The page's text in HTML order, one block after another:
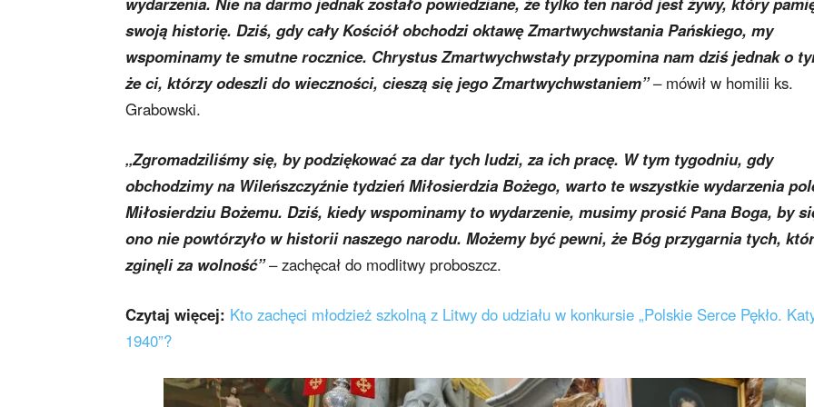
swoją historię. Dziś, gdy cały Kościół obchodzi oktawę Zmartwychwstania Pańskiego, my
wspominamy te smutne rocznice. Chrystus Zmartwychwstały przypomina nam dziś jednak o
że ci, którzy odeszli do wieczności, cieszą się jego Zmartwychwstaniem”– mówił w homilii ks.
Grabowski.
„Zgromadziliśmy się, by podziękować za dar tych ludzi, za ich pracę. W tym tygodniu, gdy
obchodzimy na Wileńszczyźnie tydzień Miłosierdzia Bożego, warto te wszystkie wydarzenia
Miłosierdziu Bożemu. Dziś, kiedy wspominamy to wydarzenie, musimy prosić Pana Boga, by
ono nie powtórzyło w historii naszego narodu. Możemy być pewni, że Bóg przygarnia tych,
zginęli za wolność”– zachęcał do modlitwy proboszcz.
Czytaj więcej: Kto zachęci młodzież szkolną z Litwy do udziału w konkursie „Polskie Serce Pękło.
1940”?